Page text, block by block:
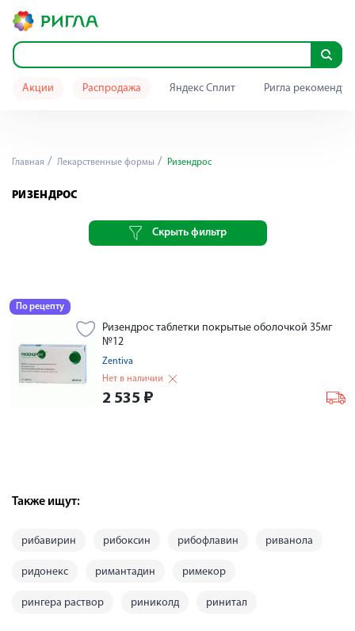
Акции Распродажа Яндекс Сплит Ригла
Главная Лекарственные формы Ризендрос
РИЗЕНДРОС
Скрыть фильтр
По рецепту
Ризендрос таблетки покрытые оболочкой 35мг
№12
Zentiva
Нет в наличии
2 535 ₽
Также ищут:
рибавирин рибоксин рибофлавин риванола
ридонекс римантадин римекор
рингера раствор риниколд ринитал